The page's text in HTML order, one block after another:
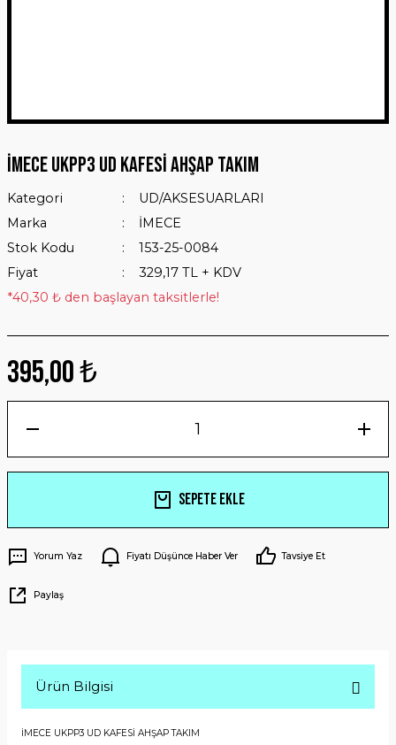
İMECE UKPP3 UD KAFESİ AHŞAP TAKIM
Kategori
UD/AKSESUARLARI
Marka
İMECE
Stok Kodu
153-25-0084
Fiyat
329,17 TL + KDV
*40,30 ₺ den başlayan taksitlerle!
395,00 ₺
Sepete Ekle
Yorum Yaz Fiyatı Düşünce Haber Ver Tavsiye Et
Paylaş
Ürün Bilgisi
İMECE UKPP3 UD KAFESİ AHŞAP TAKIM